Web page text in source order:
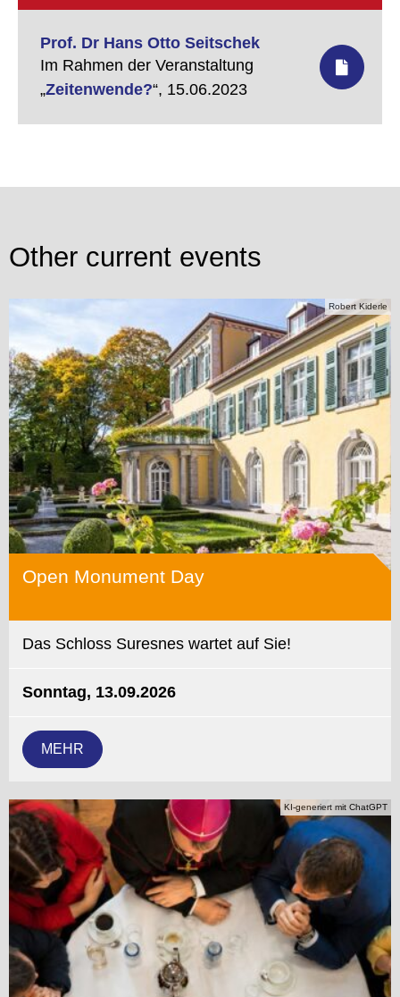
Prof. Dr Hans Otto Seitschek
Im Rahmen der Veranstaltung
„Zeitenwende?“, 15.06.2023
Other current events
Robert Kiderle
Open Monument Day
Das Schloss Suresnes wartet auf Sie!
Sonntag, 13.09.2026
MEHR
KI-generiert mit ChatGPT